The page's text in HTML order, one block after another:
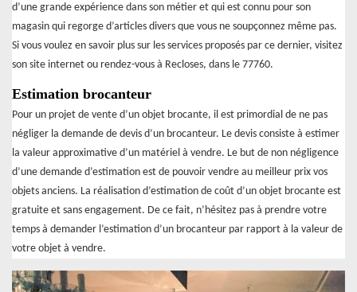
d’une grande expérience dans son métier et qui est connu pour son
magasin qui regorge d’articles divers que vous ne soupçonnez même pas.
Si vous voulez en savoir plus sur les services proposés par ce dernier, visitez
son site internet ou rendez-vous à Recloses, dans le 77760.
Estimation brocanteur
Pour un projet de vente d’un objet brocante, il est primordial de ne pas
négliger la demande de devis d’un brocanteur. Le devis consiste à estimer
la valeur approximative d’un matériel à vendre. Le but de non négligence
d’une demande d’estimation est de pouvoir vendre au meilleur prix vos
objets anciens. La réalisation d’estimation de coût d’un objet brocante est
gratuite et sans engagement. De ce fait, n’hésitez pas à prendre votre
temps à demander l’estimation d’un brocanteur par rapport à la valeur de
votre objet à vendre.